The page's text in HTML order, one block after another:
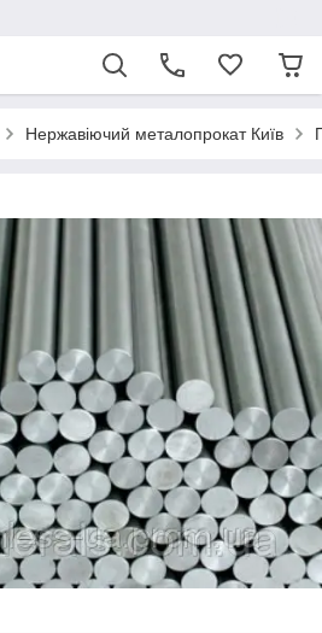
Нержавіючий металопрокат Київ